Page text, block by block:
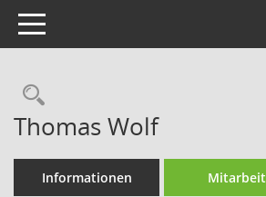
Toggle navigation
Rechercheauswahl
Thomas Wolf
Informationen Mitarbeit